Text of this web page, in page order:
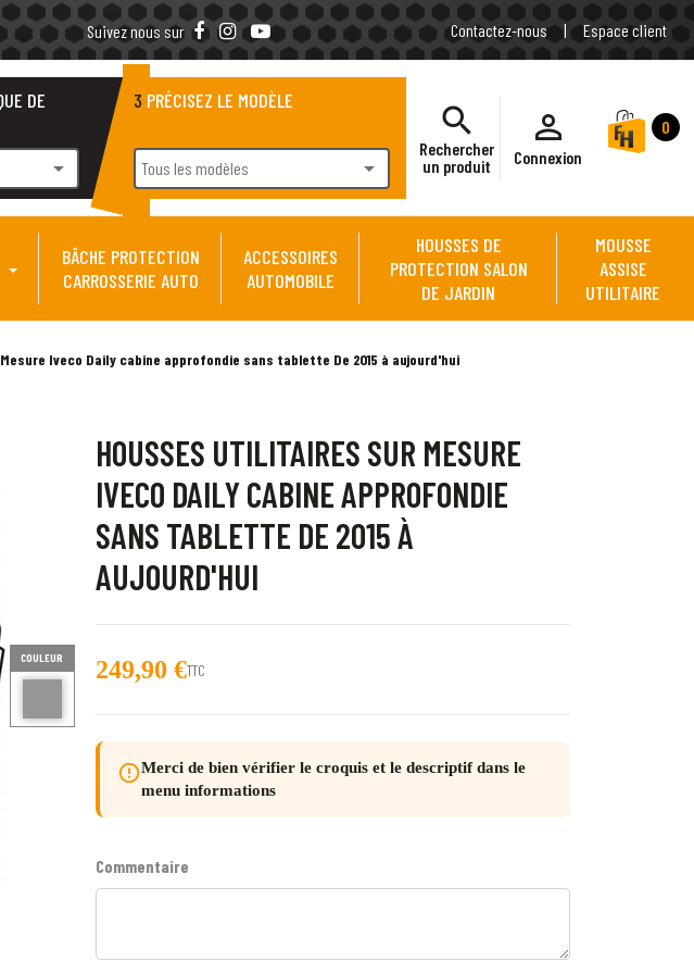
Suivez nous sur Contactez-nous | Espace client
DE
arrow_drop_down
3 PRÉCISEZ LE MODÈLE
Tous les modèles arrow_drop_down
search
Rechercher
un produit
person_outline
Connexion
0
BÂCHE PROTECTION
CARROSSERIE AUTO
ACCESSOIRES
AUTOMOBILE
HOUSSES DE
PROTECTION SALON
DE JARDIN
MOUSSE
ASSISE
UTILITAIRE
Iveco Daily cabine approfondie sans tablette De 2015 à aujourd'hui
HOUSSES UTILITAIRES SUR MESURE
IVECO DAILY CABINE APPROFONDIE
SANS TABLETTE DE 2015 À
AUJOURD'HUI
249,90 €TTC
error_outlineMerci de bien vérifier le croquis et le descriptif dans le
menu informations
COULEUR
gris Hotel
Commentaire